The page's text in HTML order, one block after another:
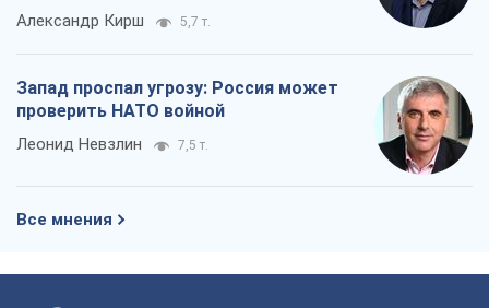
Александр Кирш 5,7 т.
Запад проспал угрозу: Россия может
проверить НАТО войной
Леонид Невзлин 7,5 т.
Все мнения